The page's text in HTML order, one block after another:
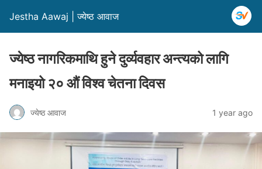
Jestha Aawaj | ज्येष्ठ आवाज
ज्येष्ठ नागरिकमाथि हुने दुर्व्यवहार अन्त्यको लागि
मनाइयो २० औं विश्व चेतना दिवस
ज्येष्ठ आवाज 1 year ago